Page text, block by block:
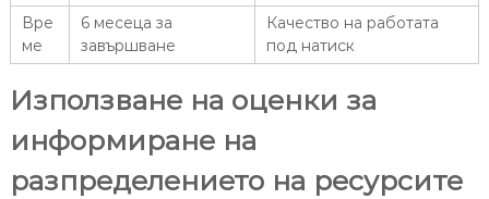
Вре
ме
6 месеца за
завършване
Качество на работата
под натиск
Използване на оценки за
информиране на
разпределението на ресурсите